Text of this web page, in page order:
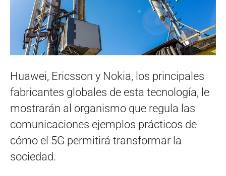
Huawei, Ericsson y Nokia, los principales
fabricantes globales de esta tecnología, le
mostrarán al organismo que regula las
comunicaciones ejemplos prácticos de
cómo el 5G permitirá transformar la
sociedad.